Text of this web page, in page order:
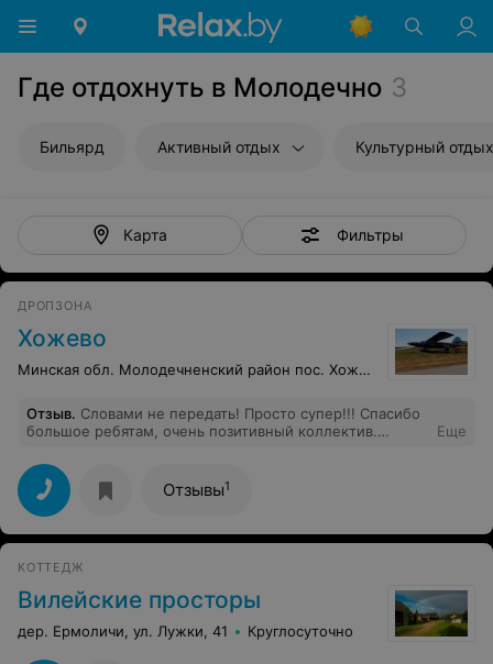
Где отдохнуть в Молодечно 3
Бильярд Активный отдых Культурный отдых
Карта Фильтры
ДРОПЗОНА
Хожево
Минская обл. Молодечненский район пос. Хожево
Отзыв. Словами не передать! Просто супер!!! Спасибо
большое ребятам, очень позитивный коллектив.
Еще
Отзывы1
КОТТЕДЖ
Вилейские просторы
дер. Ермоличи, ул. Лужки, 41 Круглосуточно